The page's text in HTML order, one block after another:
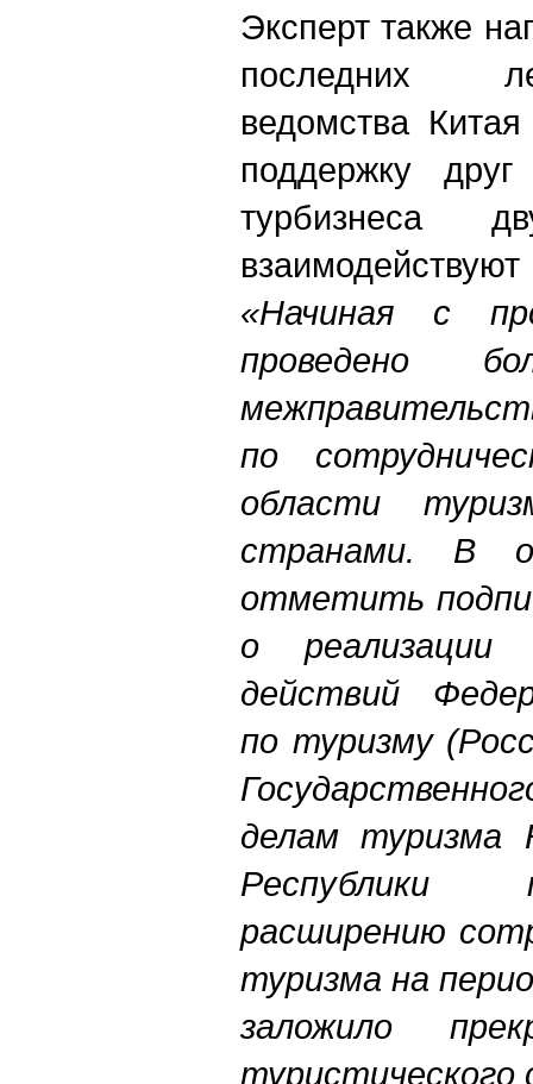
Эксперт также
последних
ведомства
поддержку
турбизнеса
«Начиная с
проведено
по
области
странами. В
отметить
о реализации
действий
по туризму
делам туризма
Республики
расширению
туризма на
заложило
туристического